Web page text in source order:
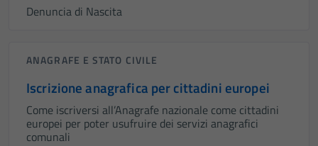
Denuncia di Nascita
ANAGRAFE E STATO CIVILE
Iscrizione anagrafica per cittadini europei
Come iscriversi all’Anagrafe nazionale come cittadini
europei per poter usufruire dei servizi anagrafici
comunali